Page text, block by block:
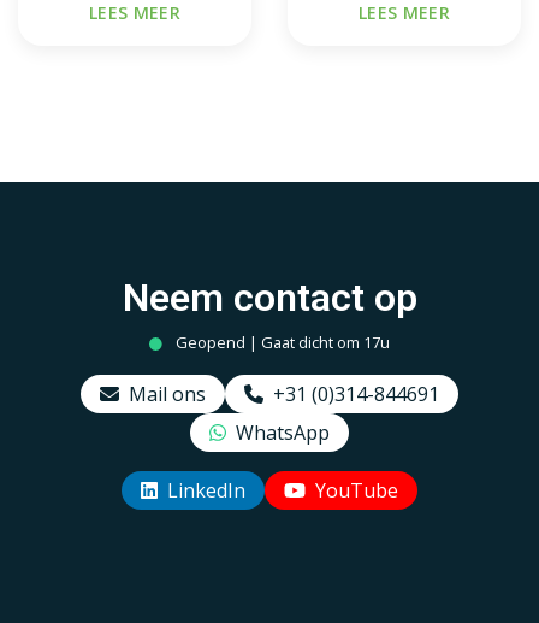
LEES MEER LEES MEER
Neem contact op
Geopend | Gaat dicht om 17u
Mail ons
+31 (0)314-844691
WhatsApp
LinkedIn YouTube